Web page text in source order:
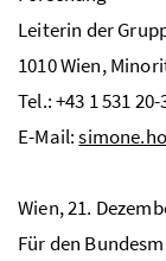
Leiterin der
1010 Wien,
Tel.: +43 1 531
E-Mail:
Wien, 21.
Für den